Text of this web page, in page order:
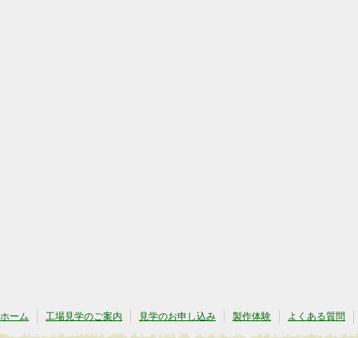
ホーム 工場見学のご案内 見学のお申し込み 製作体験 よくある質問